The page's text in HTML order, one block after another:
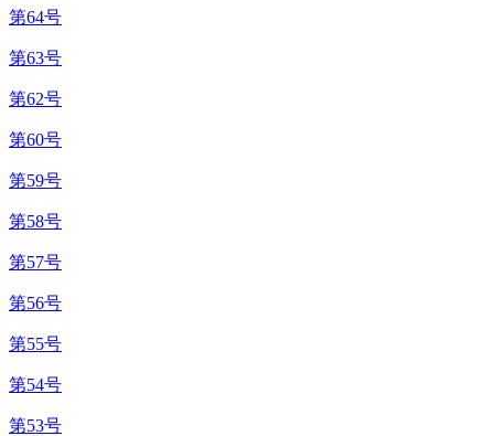
第64号
第63号
第62号
第60号
第59号
第58号
第57号
第56号
第55号
第54号
第53号